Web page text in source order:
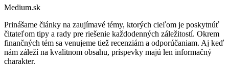
Medium.sk
Prinášame články na zaujímavé témy, ktorých cieľom je poskytnúť
čitateľom tipy a rady pre riešenie každodenných záležitostí. Okrem
finančných tém sa venujeme tiež recenziám a odporúčaniam. Aj keď
nám záleží na kvalitnom obsahu, príspevky majú len informačný
charakter.